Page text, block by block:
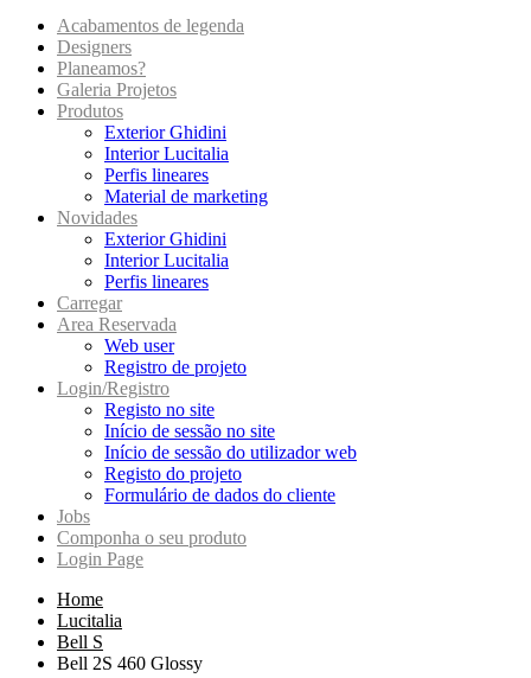
Acabamentos de legenda
Designers
Planeamos?
Galeria Projetos
Produtos
Exterior Ghidini
Interior Lucitalia
Perfis lineares
Material de marketing
Novidades
Exterior Ghidini
Interior Lucitalia
Perfis lineares
Carregar
Area Reservada
Web user
Registro de projeto
Login/Registro
Registo no site
Início de sessão no site
Início de sessão do utilizador web
Registo do projeto
Formulário de dados do cliente
Jobs
Componha o seu produto
Login Page
Home
Lucitalia
Bell S
Bell 2S 460 Glossy